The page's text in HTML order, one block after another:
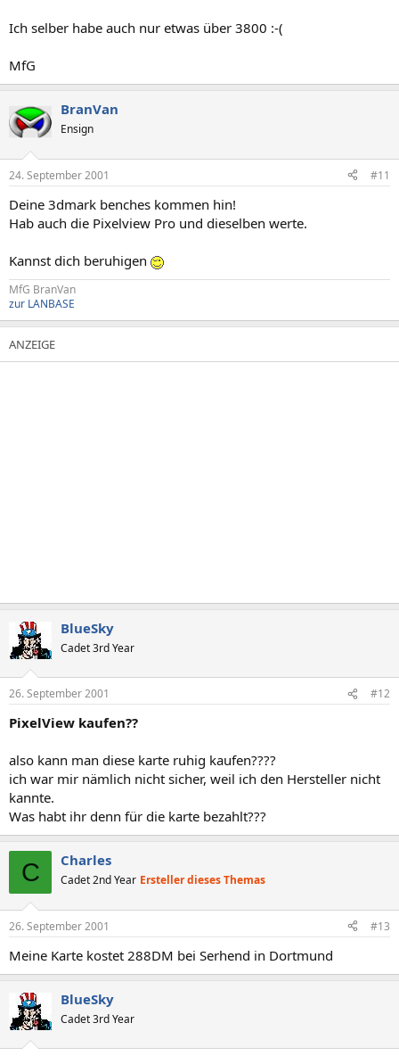
Ich selber habe auch nur etwas über 3800 :-(
MfG
BranVan
Ensign
24. September 2001 #11
Deine 3dmark benches kommen hin!
Hab auch die Pixelview Pro und dieselben werte.
Kannst dich beruhigen
MfG BranVan
zur LANBASE
BlueSky
Cadet 3rd Year
26. September 2001 #12
PixelView kaufen??
also kann man diese karte ruhig kaufen????
ich war mir nämlich nicht sicher, weil ich den Hersteller nicht
kannte.
Was habt ihr denn für die karte bezahlt???
C Charles
Cadet 2nd Year Ersteller dieses Themas
26. September 2001 #13
Meine Karte kostet 288DM bei Serhend in Dortmund
BlueSky
Cadet 3rd Year